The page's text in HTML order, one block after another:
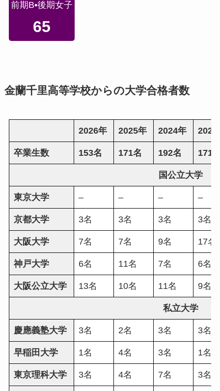
前期B•後期女子
65
金蘭千里高等学校からの大学合格者数
2026年 2025年 2024年 2023
卒業生数 153名 171名 192名 171
国公立大学
東京大学 – – – –
京都大学 3名 3名 3名 3名
大阪大学 7名 7名 9名 17名
神戸大学 6名 11名 7名 6名
大阪公立大学 13名 10名 11名 9名
私立大学
慶應義塾大学 3名 2名 3名 3名
早稲田大学 1名 4名 3名 1名
東京理科大学 3名 4名 7名 3名